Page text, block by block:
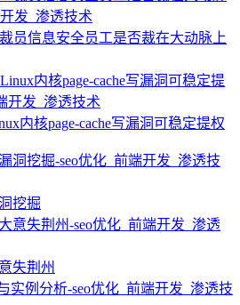
员信息安全员工是否裁在大动脉上
内核page-cache写漏洞可稳定提权
挖掘
失荆州